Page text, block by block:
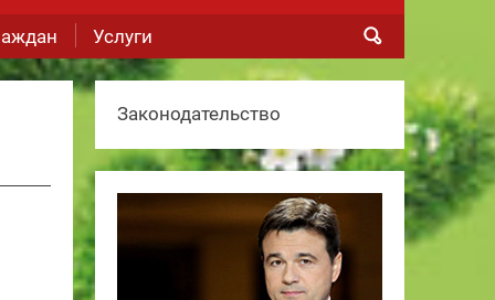
Услуги
Законодательство